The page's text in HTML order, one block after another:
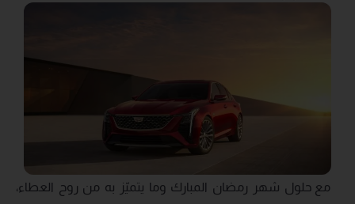
مع حلول شهر رمضان المبارك وما يتميّز به من روح العطاء،